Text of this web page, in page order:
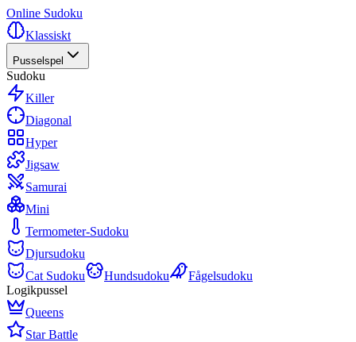
Online Sudoku
Klassiskt
Pusselspel
Sudoku
Killer
Diagonal
Hyper
Jigsaw
Samurai
Mini
Termometer-Sudoku
Djursudoku
Cat Sudoku
Hundsudoku
Fågelsudoku
Logikpussel
Queens
Star Battle